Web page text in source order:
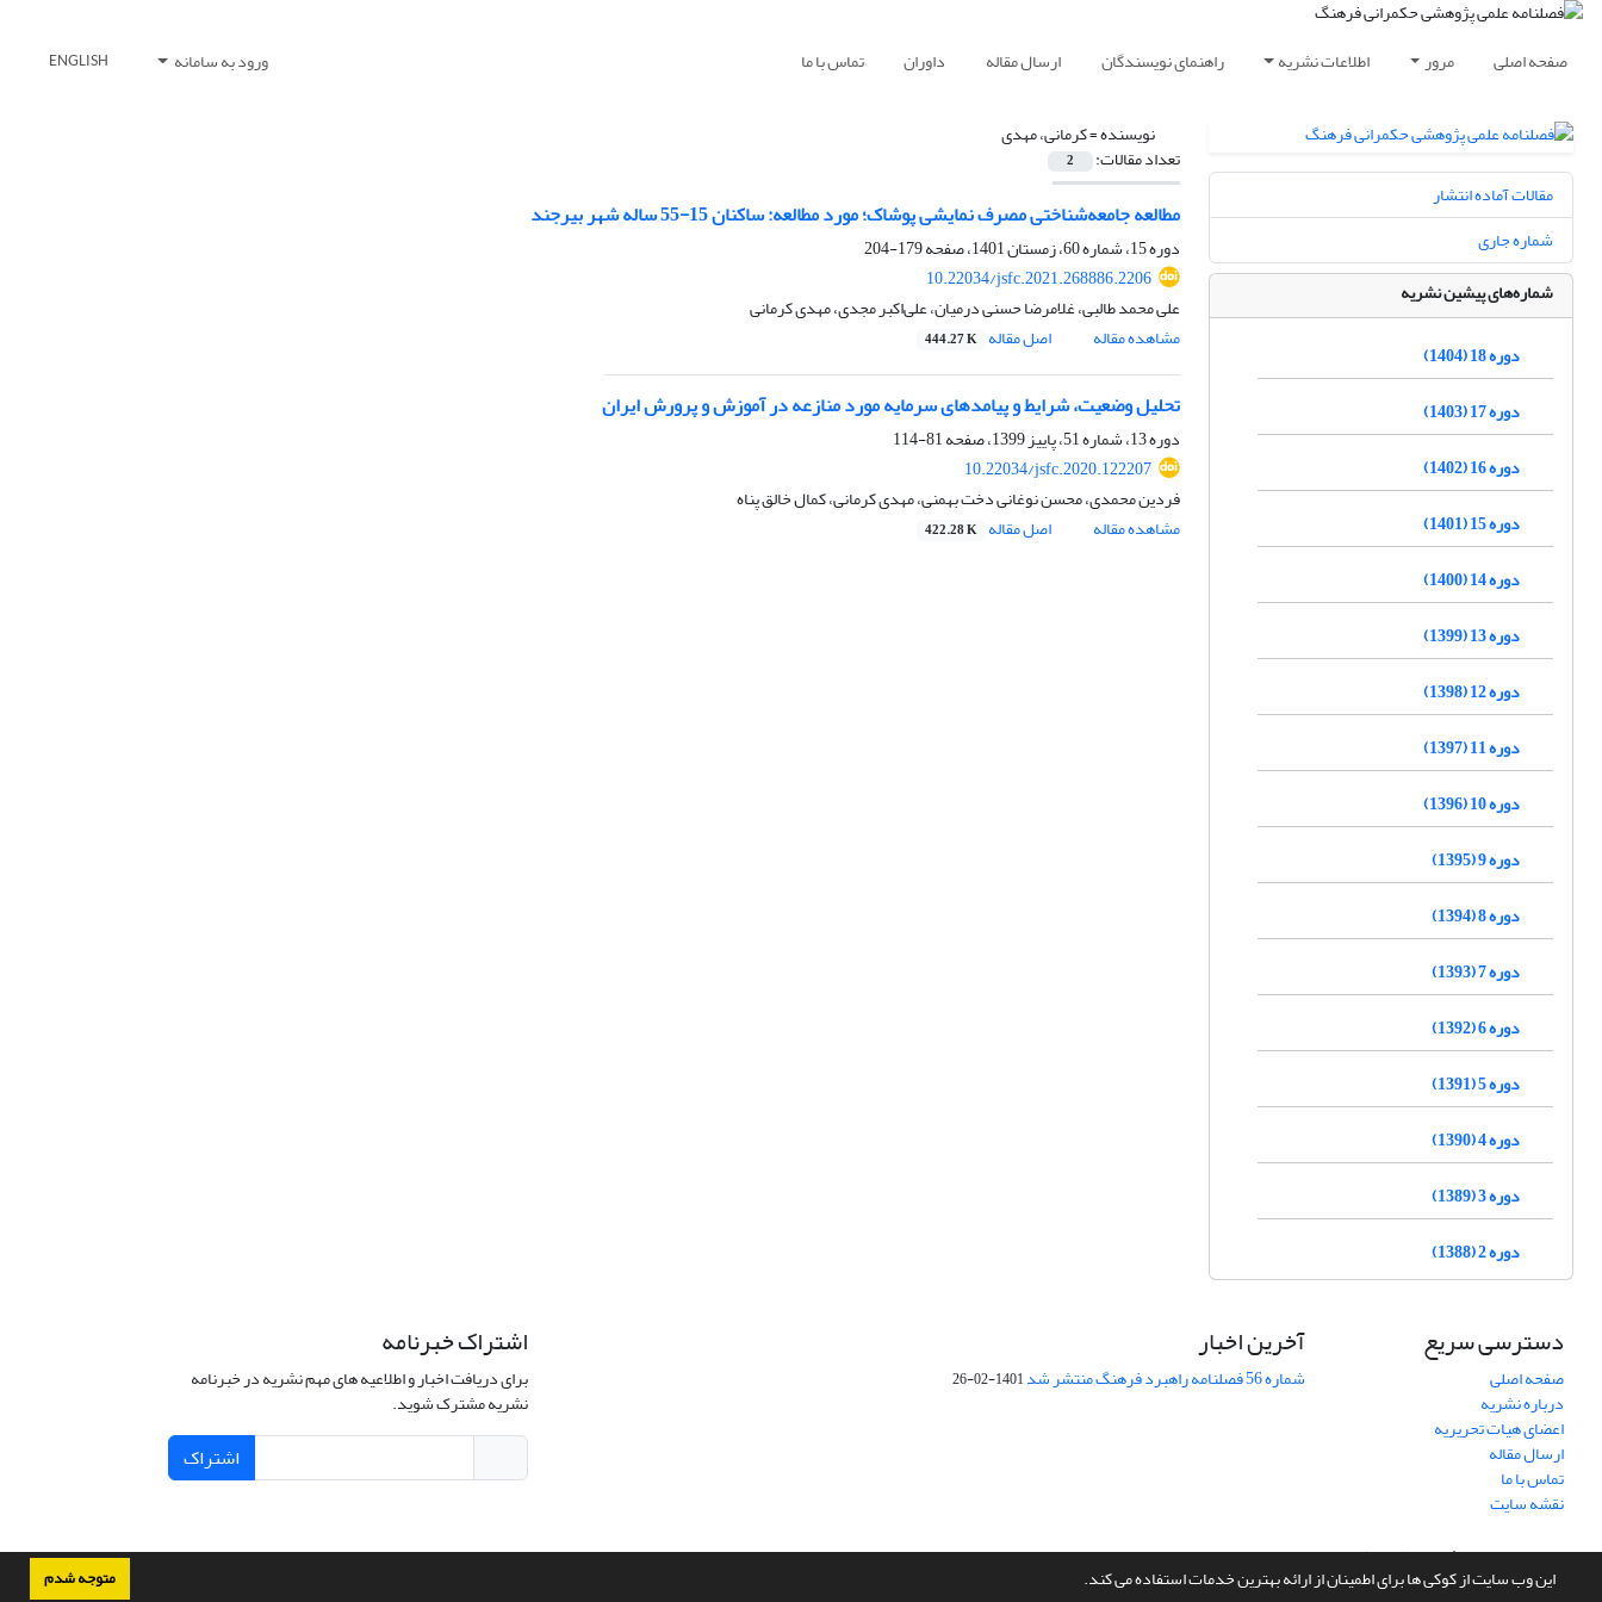
این وب سایت از کوکی ها برای اطمینان از ارائه بهترین خدمات استفاده می کند. متوجه شدم
صفحه اصلی مرور اطلاعات نشریه راهنمای نویسندگان ارسال مقاله داوران تماس با ما ورود به سامانه ENGLISH
نویسنده =کرمانی، مهدی
تعداد مقالات: 2
مطالعه جامعه‌شناختی مصرف نمایشی پوشاک؛ مورد مطالعه: ساکنان 15-55 ساله شهر بیرجند
دوره 15، شماره 60، زمستان 1401، صفحه
179-204
10.22034/jsfc.2021.268886.2206
علی محمد طالبی، غلامرضا حسنی درمیان، علی‌اکبر مجدی، مهدی کرمانی
مشاهده مقاله
اصل مقاله 444.27 K
تحلیل وضعیت، شرایط و پیامد‌های سرمایه مورد منازعه در آموزش و پرورش ایران
دوره 13، شماره 51، پاییز 1399، صفحه
81-114
10.22034/jsfc.2020.122207
فردین محمدی، محسن نوغانی دخت بهمنی، مهدی کرمانی، کمال خالق پناه
مشاهده مقاله
اصل مقاله 422.28 K
مقالات آماده انتشار
شماره جاری
شماره‌های پیشین نشریه
دوره 18 (1404)
دوره 17 (1403)
دوره 16 (1402)
دوره 15 (1401)
دوره 14 (1400)
دوره 13 (1399)
دوره 12 (1398)
دوره 11 (1397)
دوره 10 (1396)
دوره 9 (1395)
دوره 8 (1394)
دوره 7 (1393)
دوره 6 (1392)
دوره 5 (1391)
دوره 4 (1390)
دوره 3 (1389)
دوره 2 (1388)
دسترسی سریع
صفحه اصلی
درباره نشریه
اعضای هیات تحریریه
ارسال مقاله
تماس با ما
نقشه سایت
آخرین اخبار
شماره 56 فصلنامه راهبرد فرهنگ منتشر شد 1401-02-26
اشتراک خبرنامه
برای دریافت اخبار و اطلاعیه های مهم نشریه در خبرنامه
نشریه مشترک شوید.
اشتراک
سامانه مدیریت نشریات علمی.طراحی و پیاده سازی ازسیناوب